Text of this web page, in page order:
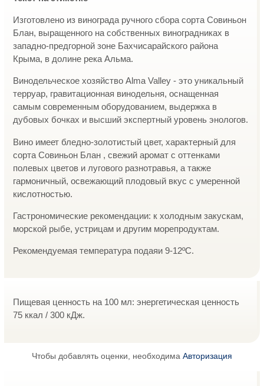
Изготовлено из винограда ручного сбора сорта Совиньон
Блан, выращенного на собственных виноградниках в
западно-предгорной зоне Бахчисарайского района
Крыма, в долине река Альма.
Винодельческое хозяйство Alma Valley - это уникальный
терруар, гравитационная винодельня, оснащенная
самым современным оборудованием, выдержка в
дубовых бочках и высший экспертный уровень энологов.
Вино имеет бледно-золотистый цвет, характерный для
сорта Совиньон Блан , свежий аромат с оттенками
полевых цветов и лугового разнотравья, а также
гармоничный, освежающий плодовый вкус с умеренной
кислотностью.
Гастрономические рекомендации: к холодным закускам,
морской рыбе, устрицам и другим морепродуктам.
Рекомендуемая температура подаяи 9-12ºС.
Пищевая ценность на 100 мл: энергетическая ценность
75 ккал / 300 кДж.
Чтобы добавлять оценки, необходима Авторизация